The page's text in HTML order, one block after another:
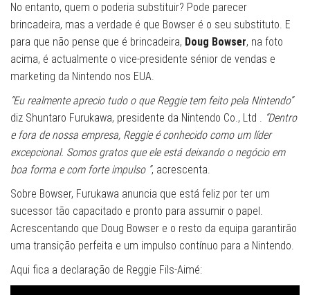
No entanto, quem o poderia substituir? Pode parecer
brincadeira, mas a verdade é que Bowser é o seu substituto. E
para que não pense que é brincadeira, Doug Bowser, na foto
acima, é actualmente o vice-presidente sénior de vendas e
marketing da Nintendo nos EUA.
“Eu realmente aprecio tudo o que Reggie tem feito pela Nintendo”
diz Shuntaro Furukawa, presidente da Nintendo Co., Ltd . “Dentro
e fora de nossa empresa, Reggie é conhecido como um líder
excepcional. Somos gratos que ele está deixando o negócio em
boa forma e com forte impulso ”, acrescenta.
Sobre Bowser, Furukawa anuncia que está feliz por ter um
sucessor tão capacitado e pronto para assumir o papel.
Acrescentando que Doug Bowser e o resto da equipa garantirão
uma transição perfeita e um impulso contínuo para a Nintendo.
Aqui fica a declaração de Reggie Fils-Aimé: